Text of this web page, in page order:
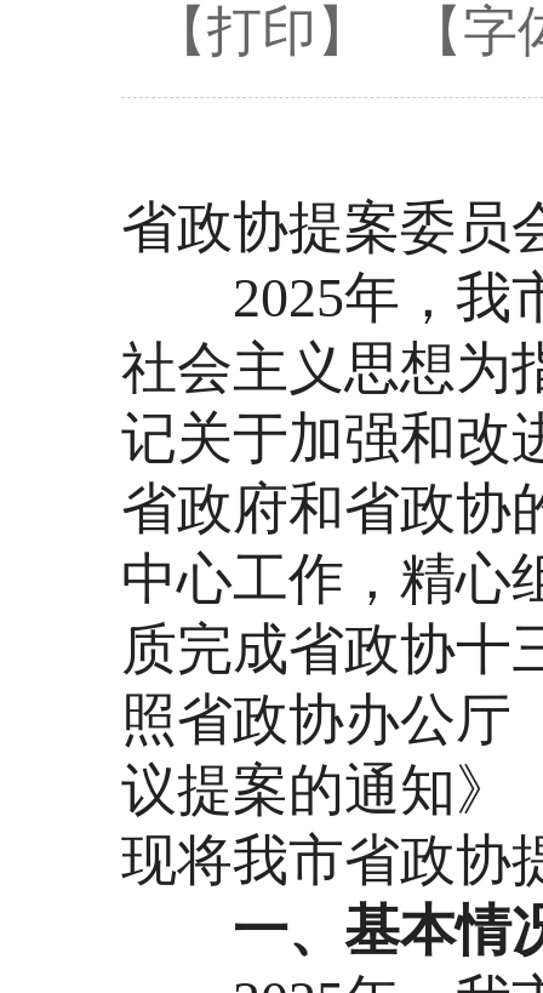
【打印】
【
省政协提案委员
2025年，我市
社会主义思想为
记关于加强和改
省政府和省政协
中心工作，精心
质完成省政协十
照省政协办公厅
议提案的通知》
现将我市省政协
一、基本情